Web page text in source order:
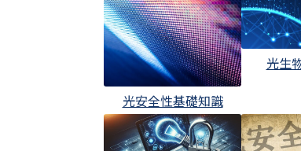
光安全性基礎知識
光生